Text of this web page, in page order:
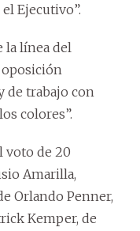
Ejecutivo”.
la línea del
oposición
de trabajo con
colores”.
voto de 20
Amarilla,
Orlando Penner,
Kemper, de